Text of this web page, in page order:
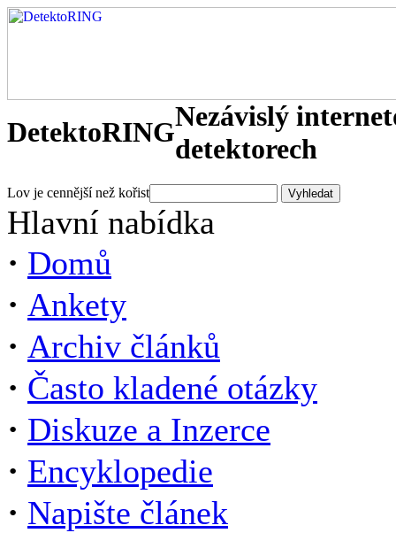
DetektoRINGNezávislý
detektorech
Lov je cennější než kořist
Hlavní nabídka
· Domů
· Ankety
· Archiv článků
· Často kladené otázky
· Diskuze a Inzerce
· Encyklopedie
· Napište článek